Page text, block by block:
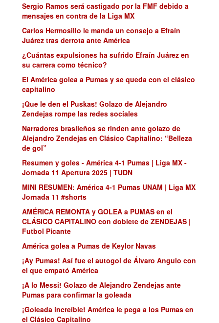
Sergio Ramos será castigado por la FMF debido a
mensajes en contra de la Liga MX
Carlos Hermosillo le manda un consejo a Efraín
Juárez tras derrota ante América
¿Cuántas expulsiones ha sufrido Efraín Juárez en
su carrera como técnico?
El América golea a Pumas y se queda con el clásico
capitalino
¡Que le den el Puskas! Golazo de Alejandro
Zendejas rompe las redes sociales
Narradores brasileños se rinden ante golazo de
Alejandro Zendejas en Clásico Capitalino: “Belleza
de gol”
Resumen y goles - América 4-1 Pumas | Liga MX -
Jornada 11 Apertura 2025 | TUDN
MINI RESUMEN: América 4-1 Pumas UNAM | Liga MX
Jornada 11 #shorts
AMÉRICA REMONTA y GOLEA a PUMAS en el
CLÁSICO CAPITALINO con doblete de ZENDEJAS |
Futbol Picante
América golea a Pumas de Keylor Navas
¡Ay Pumas! Así fue el autogol de Álvaro Angulo con
el que empató América
¡A lo Messi! Golazo de Alejandro Zendejas ante
Pumas para confirmar la goleada
¡Goleada increíble! América le pega a los Pumas en
el Clásico Capitalino